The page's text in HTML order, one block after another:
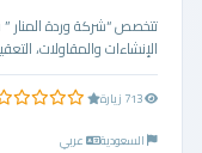
تتخصص “شركة وردة المنار ”
الإنشاءات والمقاولات،
0.0 من 5 نجوم
2020-07-13
السعودية
عربي